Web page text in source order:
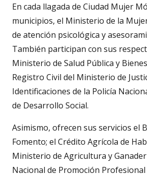
En cada llagada de Ciudad Mujer
municipios, el Ministerio de la
de atención psicológica y
También participan con sus
Ministerio de Salud Pública y
Registro Civil del Ministerio de
Identificaciones de la Policía
de Desarrollo Social.
Asimismo, ofrecen sus servicios el
Fomento; el Crédito Agrícola de
Ministerio de Agricultura y
Nacional de Promoción Profesional